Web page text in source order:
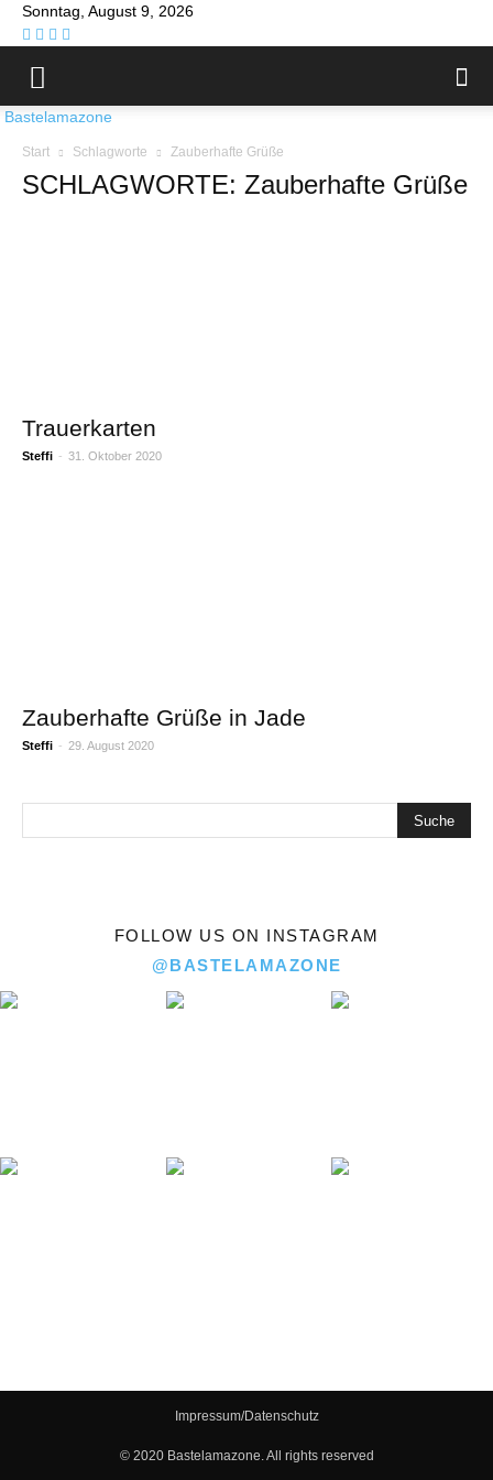
Sonntag, August 9, 2026
Bastelamazone
Start Schlagworte Zauberhafte Grüße
SCHLAGWORTE: Zauberhafte Grüße
Trauerkarten
Steffi - 31. Oktober 2020
Zauberhafte Grüße in Jade
Steffi - 29. August 2020
FOLLOW US ON INSTAGRAM
@BASTELAMAZONE
Impressum/Datenschutz
© 2020 Bastelamazone. All rights reserved